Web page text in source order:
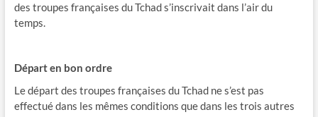
des troupes françaises du Tchad s’inscrivait dans l’air du
temps.
Départ en bon ordre
Le départ des troupes françaises du Tchad ne s’est pas
effectué dans les mêmes conditions que dans les trois autres